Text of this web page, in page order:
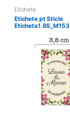
Etichete
Etichete pt Sticle
Eticheta1.6S_M153